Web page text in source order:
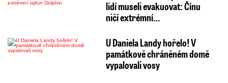
lidí museli evakuovat: Čínu
ničí extrémní…
U Daniela Landy hořelo! V
památkově chráněném domě
vypalovali vosy